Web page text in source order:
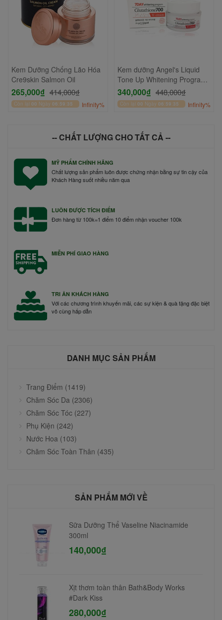
Kem Dưỡng Chống Lão Hóa
Cre9skin Salmon Oil
265,000₫ 414,000₫
Còn lại 00 Ngày 06:59:34 Infinity%
Kem dưỡng Angel's Liquid
Tone Up Whitening Program
Glutathione 700 V-Cream
50ml
340,000₫ 448,000₫
Còn lại 00 Ngày 06:59:34 Infinity%
-- CHẤT LƯỢNG CHO TẤT CẢ --
MỸ PHẨM CHÍNH HÃNG
Chất lượng sản phẩm luôn được chứng nhận bằng sự tin cậy của
Khách Hàng suốt nhiều năm qua
LUÔN ĐƯỢC TÍCH ĐIỂM
Đơn hàng từ 100k=1 điểm 10 điểm nhận voucher 100k
MIỄN PHÍ GIAO HÀNG
TRI ÂN KHÁCH HÀNG
Với các chương trình khuyến mãi, các sự kiện & quà tặng đặc biệt
vô cùng hấp dẫn
DANH MỤC SẢN PHẨM
Trang Điểm (1419)
Chăm Sóc Da (2306)
Chăm Sóc Tóc (227)
Phụ Kiện (242)
Nước Hoa (103)
Chăm Sóc Toàn Thân (435)
SẢN PHẨM MỚI VỀ
Sữa Dưỡng Thể Vaseline Niacinamide
300ml
140,000₫
Xịt thơm toàn thân Bath&Body Works
#Dark Kiss
280,000₫